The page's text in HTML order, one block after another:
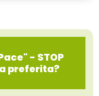
- STOP
preferita?